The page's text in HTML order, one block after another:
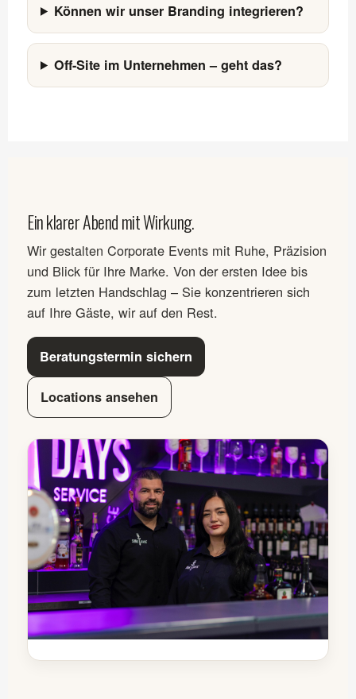
Können wir unser Branding integrieren?
Off-Site im Unternehmen – geht das?
Ein klarer Abend mit Wirkung.
Wir gestalten Corporate Events mit Ruhe, Präzision
und Blick für Ihre Marke. Von der ersten Idee bis
zum letzten Handschlag – Sie konzentrieren sich
auf Ihre Gäste, wir auf den Rest.
Beratungstermin sichern
Locations ansehen